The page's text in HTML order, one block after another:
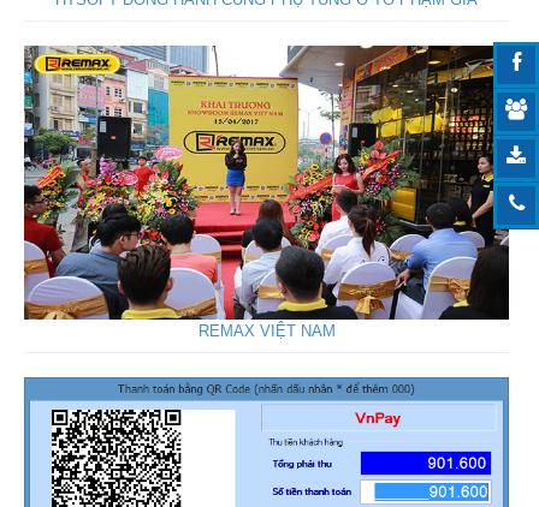
REMAX VIỆT NAM